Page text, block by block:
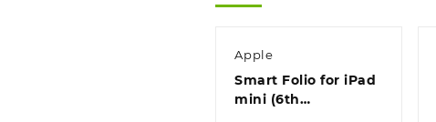
Apple
Smart Folio for iPad
mini (6th